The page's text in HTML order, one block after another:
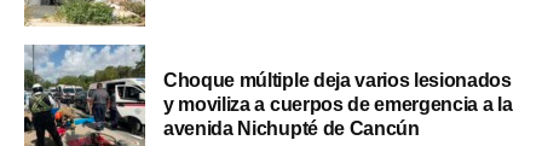
Choque múltiple deja varios lesionados
y moviliza a cuerpos de emergencia a la
avenida Nichupté de Cancún